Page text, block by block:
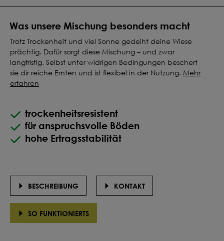
Was unsere Mischung besonders macht
Trotz Trockenheit und viel Sonne gedeiht deine Wiese
prächtig. Dafür sorgt diese Mischung – und zwar
langfristig. Selbst unter widrigen Bedingungen beschert
sie dir reiche Ernten und ist flexibel in der Nutzung. Mehr
erfahren
trockenheitsresistent
für anspruchsvolle Böden
hohe Ertragsstabilität
BESCHREIBUNG KONTAKT
SO FUNKTIONIERTS